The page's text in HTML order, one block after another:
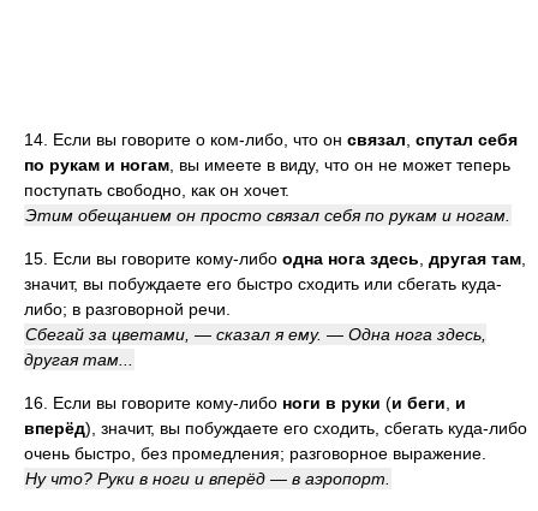
14. Если вы говорите о ком-либо, что он связал спутал себя
по рукам и ногам , вы имеете в виду, что он не может теперь
поступать свободно, как он хочет.
Этим обещанием он просто связал себя по рукам и ногам.
15. Если вы говорите кому-либо одна нога здесь другая там
значит, вы побуждаете его быстро сходить или сбегать куда-
либо; в разговорной речи.
Сбегай за цветами, — сказал я ему. — Одна нога здесь,
другая там...
16. Если вы говорите кому-либо ноги в руки (и беги
и
вперёд), значит, вы побуждаете его сходить, сбегать куда-либо
очень быстро, без промедления; разговорное выражение.
Ну что? Руки в ноги и вперёд — в аэропорт.